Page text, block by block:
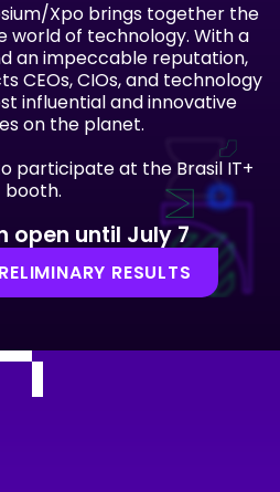
Xpo brings together the
world of technology. With a
an impeccable reputation,
CEOs, CIOs, and technology
influential and innovative
on the planet.
participate at the Brasil IT+
booth.
open until July 7
RESULTS